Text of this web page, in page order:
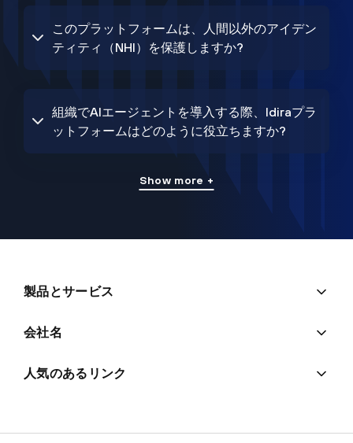
このプラットフォームは、人間以外のアイデン
ティティ（NHI）を保護しますか?
組織でAIエージェントを導入する際、Idiraプラ
ットフォームはどのように役立ちますか?
Show more +
製品とサービス
会社名
人気のあるリンク